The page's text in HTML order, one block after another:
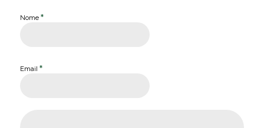
Nome *
Email *